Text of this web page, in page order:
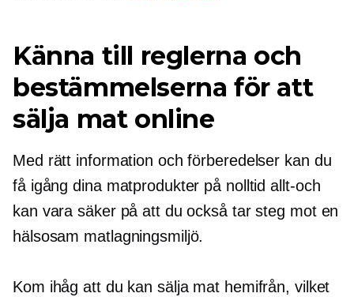
Känna till reglerna och
bestämmelserna för att
sälja mat online
Med rätt information och förberedelser kan du
få igång dina matprodukter på nolltidallt-och
kan vara säker på att du också tar steg mot en
hälsosam matlagningsmiljö.
Kom ihåg att du kan sälja mat hemifrån, vilket